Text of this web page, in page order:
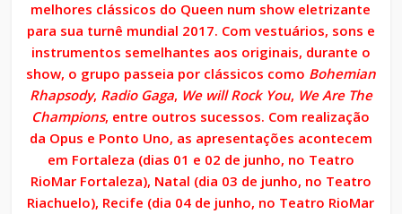
melhores clássicos do Queen num show eletrizante
para sua turnê mundial 2017. Com vestuários, sons e
instrumentos semelhantes aos originais, durante o
show, o grupo passeia por clássicos como Bohemian
Rhapsody, Radio Gaga, We will Rock You, We Are The
Champions, entre outros sucessos. Com realização
da Opus e Ponto Uno, as apresentações acontecem
em Fortaleza (dias 01 e 02 de junho, no Teatro
RioMar Fortaleza), Natal (dia 03 de junho, no Teatro
Riachuelo), Recife (dia 04 de junho, no Teatro RioMar